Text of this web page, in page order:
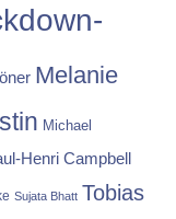
Melanie
Michael
Henri Campbell
Sujata Bhatt Tobias